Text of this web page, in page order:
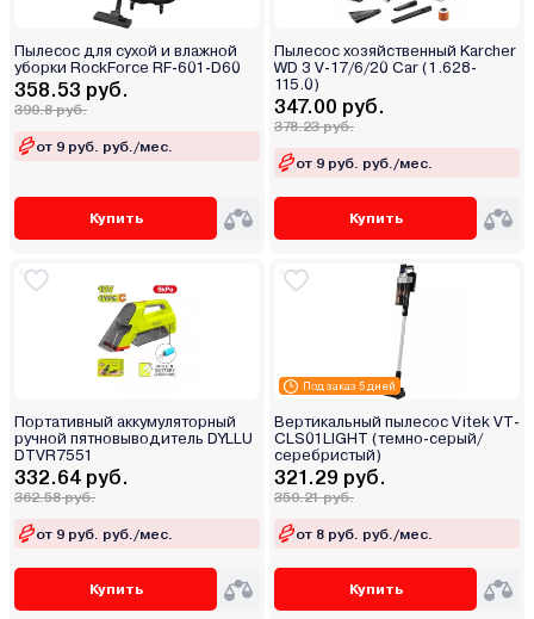
Пылесос для сухой и влажной
уборки RockForce RF-601-D60
358.53 руб.
390.8 руб.
от 9 руб. руб./мес.
Купить
Пылесос хозяйственный Karcher
WD 3 V-17/6/20 Car (1.628-
115.0)
347.00 руб.
378.23 руб.
от 9 руб. руб./мес.
Купить
Портативный аккумуляторный
ручной пятновыводитель DYLLU
DTVR7551
332.64 руб.
362.58 руб.
от 9 руб. руб./мес.
Купить
Под заказ 5 дней
Вертикальный пылесос Vitek VT-
CLS01LIGHT (темно-серый/
серебристый)
321.29 руб.
350.21 руб.
от 8 руб. руб./мес.
Купить